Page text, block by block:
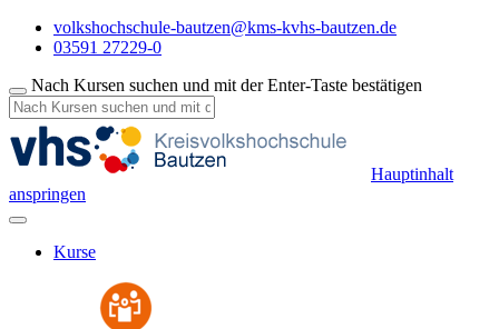
volkshochschule-bautzen@kms-kvhs-bautzen.de
03591 27229-0
Nach Kursen suchen und mit der Enter-Taste bestätigen
Hauptinhalt
anspringen
Kurse